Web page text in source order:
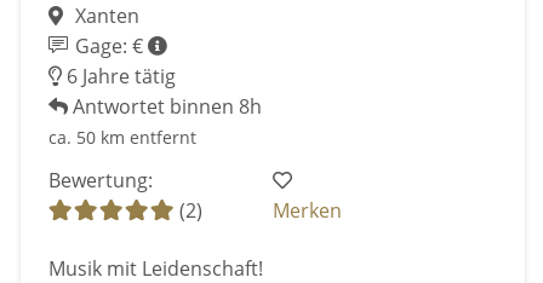
Xanten
Gage: €
6 Jahre tätig
Antwortet binnen 8h
ca. 50 km entfernt
Bewertung:
(2)
Merken
Musik mit Leidenschaft!